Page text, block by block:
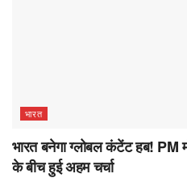
भारत
भारत बनेगा ग्लोबल कंटेंट हब!
के बीच हुई अहम चर्चा